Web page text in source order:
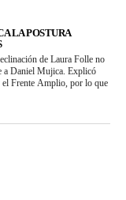
LA POSTURA
de Laura Folle no
a Daniel Mujica. Explicó
el Frente Amplio, por lo que